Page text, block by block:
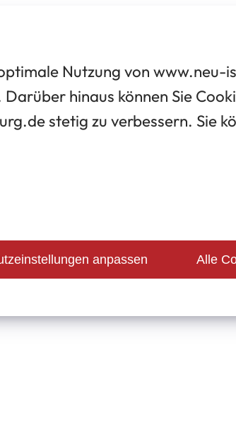
Nutzung von
hinaus können Sie
stetig zu verbessern. Sie
anpassen Alle